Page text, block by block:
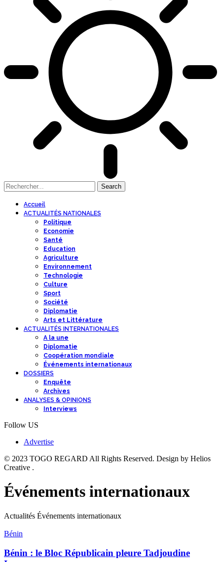
Accueil
ACTUALITÉS NATIONALES
Politique
Economie
Santé
Education
Agriculture
Environnement
Technologie
Culture
Sport
Société
Diplomatie
Arts et Littérature
ACTUALITÉS INTERNATIONALES
A la une
Diplomatie
Coopération mondiale
Événements internationaux
DOSSIERS
Enquête
Archives
ANALYSES & OPINIONS
Interviews
Follow US
Advertise
© 2023 TOGO REGARD All Rights Reserved. Design by Helios
Creative .
Événements internationaux
Actualités Événements internationaux
Bénin
Bénin : le Bloc Républicain pleure Tadjoudine